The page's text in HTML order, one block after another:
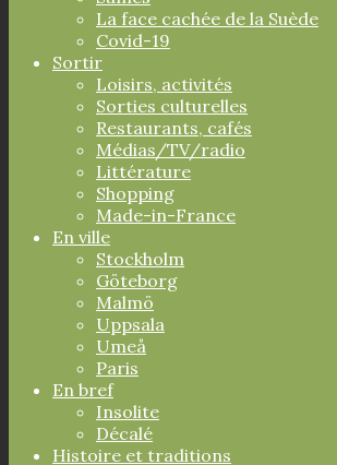
La face cachée de la Suède
Covid-19
Sortir
Loisirs, activités
Sorties culturelles
Restaurants, cafés
Médias/TV/radio
Littérature
Shopping
Made-in-France
En ville
Stockholm
Göteborg
Malmö
Uppsala
Umeå
Paris
En bref
Insolite
Décalé
Histoire et traditions